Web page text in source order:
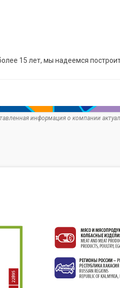
15 лет, мы надеемся
информация о компании